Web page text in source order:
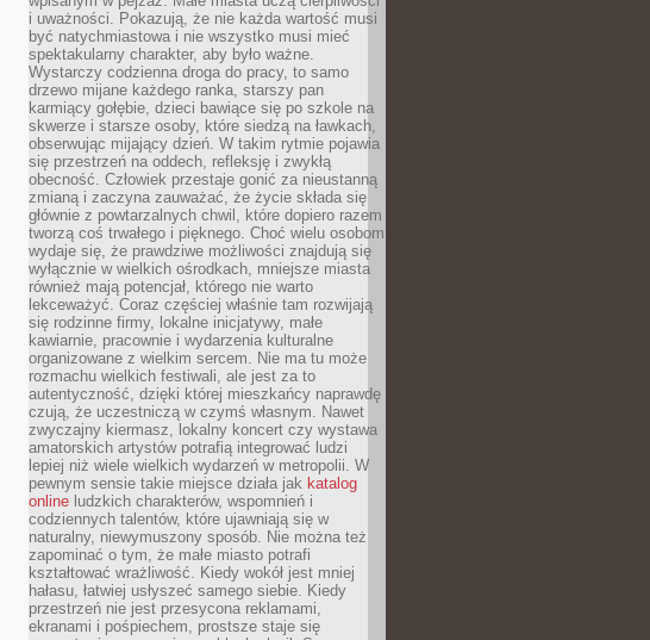
i uważności. Pokazują, że nie każda wartość musi
być natychmiastowa i nie wszystko musi mieć
spektakularny charakter, aby było ważne.
Wystarczy codzienna droga do pracy, to samo
drzewo mijane każdego ranka, starszy pan
karmiący gołębie, dzieci bawiące się po szkole na
skwerze i starsze osoby, które siedzą na ławkach,
obserwując mijający dzień. W takim rytmie pojawia
się przestrzeń na oddech, refleksję i zwykłą
obecność. Człowiek przestaje gonić za nieustanną
zmianą i zaczyna zauważać, że życie składa się
głównie z powtarzalnych chwil, które dopiero razem
tworzą coś trwałego i pięknego. Choć wielu osobom
wydaje się, że prawdziwe możliwości znajdują się
wyłącznie w wielkich ośrodkach, mniejsze miasta
również mają potencjał, którego nie warto
lekceważyć. Coraz częściej właśnie tam rozwijają
się rodzinne firmy, lokalne inicjatywy, małe
kawiarnie, pracownie i wydarzenia kulturalne
organizowane z wielkim sercem. Nie ma tu może
rozmachu wielkich festiwali, ale jest za to
autentyczność, dzięki której mieszkańcy naprawdę
czują, że uczestniczą w czymś własnym. Nawet
zwyczajny kiermasz, lokalny koncert czy wystawa
amatorskich artystów potrafią integrować ludzi
lepiej niż wiele wielkich wydarzeń w metropolii. W
pewnym sensie takie miejsce działa jak katalog
online ludzkich charakterów, wspomnień i
codziennych talentów, które ujawniają się w
naturalny, niewymuszony sposób. Nie można też
zapominać o tym, że małe miasto potrafi
kształtować wrażliwość. Kiedy wokół jest mniej
hałasu, łatwiej usłyszeć samego siebie. Kiedy
przestrzeń nie jest przesycona reklamami,
ekranami i pośpiechem, prostsze staje się